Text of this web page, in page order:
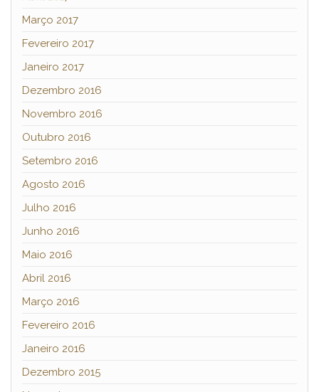
Março 2017
Fevereiro 2017
Janeiro 2017
Dezembro 2016
Novembro 2016
Outubro 2016
Setembro 2016
Agosto 2016
Julho 2016
Junho 2016
Maio 2016
Abril 2016
Março 2016
Fevereiro 2016
Janeiro 2016
Dezembro 2015